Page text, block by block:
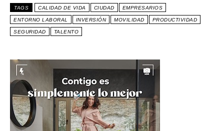
TAGS CALIDAD DE VIDA CIUDAD EMPRESARIOS
ENTORNO LABORAL INVERSIÓN MOVILIDAD PRODUCTIVIDAD
SEGURIDAD TALENTO